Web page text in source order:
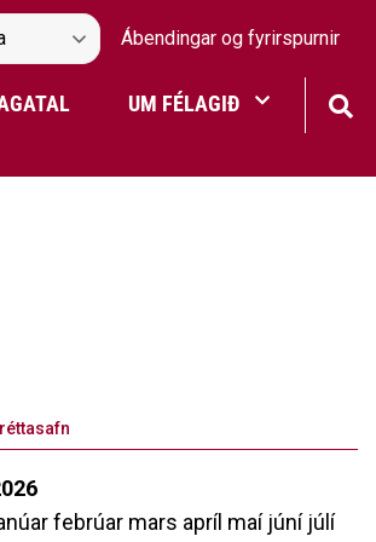
UM FÉLAGIÐ
Ábendingar og fyrirspurnir
febrúar mars apríl maí júní júlí